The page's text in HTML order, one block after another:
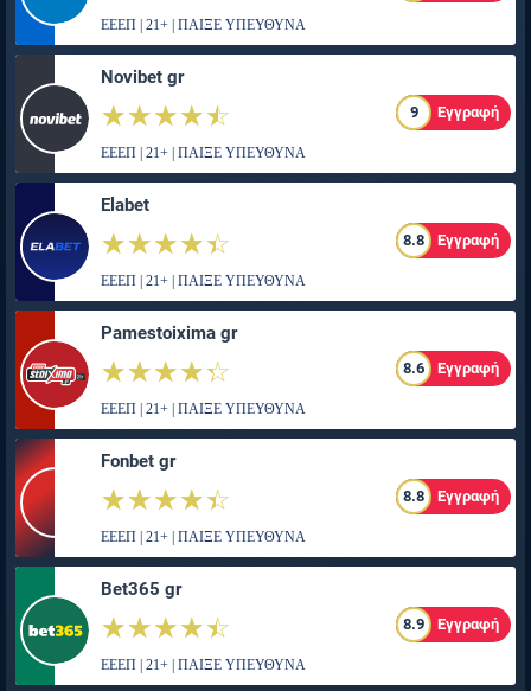
ΕΕΕΠ | 21+ | ΠΑΙΞΕ ΥΠΕΥΘΥΝΑ
Novibet gr
☆☆☆☆☆
★★★★★ 9 Εγγραφή
ΕΕΕΠ | 21+ | ΠΑΙΞΕ ΥΠΕΥΘΥΝΑ
Elabet
☆☆☆☆☆
★★★★★ 8.8 Εγγραφή
ΕΕΕΠ | 21+ | ΠΑΙΞΕ ΥΠΕΥΘΥΝΑ
Pamestoixima gr
☆☆☆☆☆
★★★★★ 8.6 Εγγραφή
ΕΕΕΠ | 21+ | ΠΑΙΞΕ ΥΠΕΥΘΥΝΑ
Fonbet gr
☆☆☆☆☆
★★★★★ 8.8 Εγγραφή
ΕΕΕΠ | 21+ | ΠΑΙΞΕ ΥΠΕΥΘΥΝΑ
Bet365 gr
☆☆☆☆☆
★★★★★ 8.9 Εγγραφή
ΕΕΕΠ | 21+ | ΠΑΙΞΕ ΥΠΕΥΘΥΝΑ